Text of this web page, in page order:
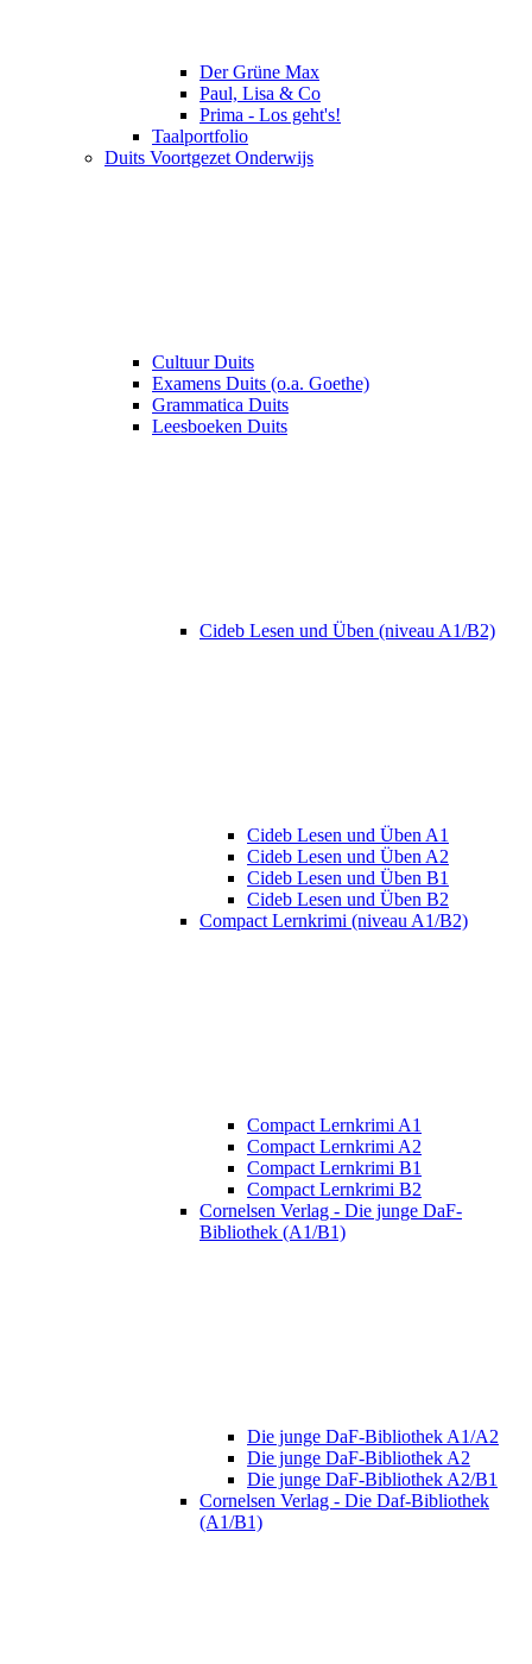
Der Grüne Max
Paul, Lisa & Co
Prima - Los geht's!
Taalportfolio
Duits Voortgezet Onderwijs
Cultuur Duits
Examens Duits (o.a. Goethe)
Grammatica Duits
Leesboeken Duits
Cideb Lesen und Üben (niveau A1/B2)
Cideb Lesen und Üben A1
Cideb Lesen und Üben A2
Cideb Lesen und Üben B1
Cideb Lesen und Üben B2
Compact Lernkrimi (niveau A1/B2)
Compact Lernkrimi A1
Compact Lernkrimi A2
Compact Lernkrimi B1
Compact Lernkrimi B2
Cornelsen Verlag - Die junge DaF-
Bibliothek (A1/B1)
Die junge DaF-Bibliothek A1/A2
Die junge DaF-Bibliothek A2
Die junge DaF-Bibliothek A2/B1
Cornelsen Verlag - Die Daf-Bibliothek
(A1/B1)